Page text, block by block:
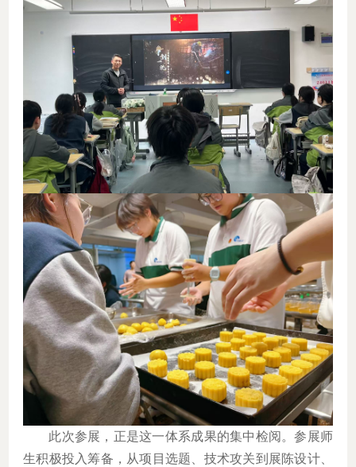
此次参展，正是这一体系成果的集中检阅。参展师
生积极投入筹备，从项目选题、技术攻关到展陈设计、